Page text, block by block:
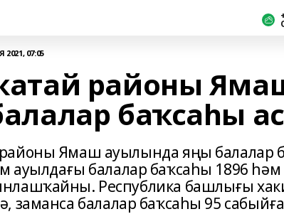
2021, 07:05
районы
баҡсаһы
Ямаш ауылында яңы балалар
ауылдағы балалар баҡсаһы 1896 һәм
Республика башлығы
заманса балалар баҡсаһы 95